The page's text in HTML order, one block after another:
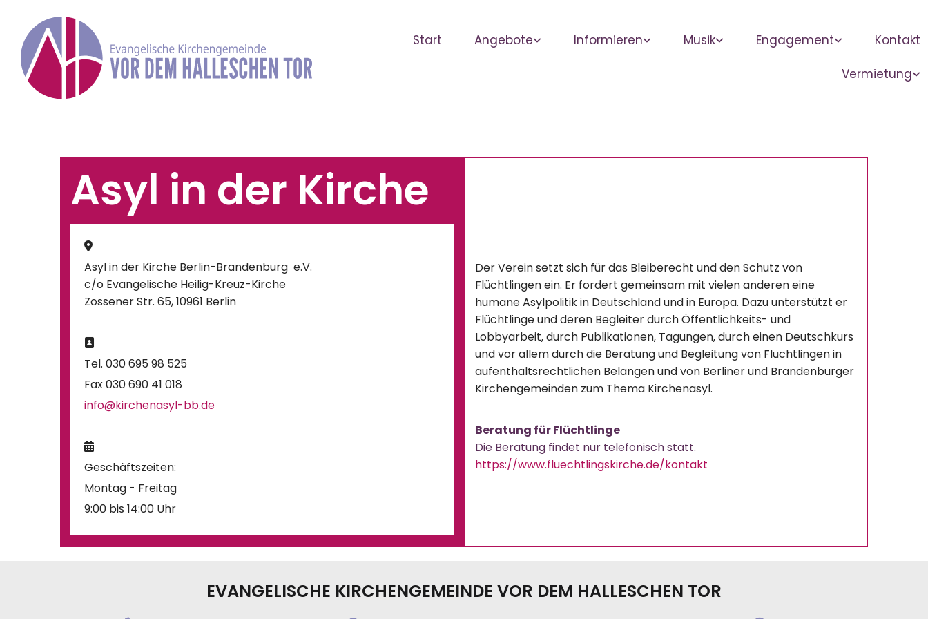
Start Angebote Informieren Musik Engagement Kontakt
Vermietung
Asyl in der Kirche

Asyl in der Kirche Berlin-Brandenburg e.V.
c/o Evangelische Heilig-Kreuz-Kirche
Zossener Str. 65, 10961 Berlin

Tel. 030 695 98 525
Fax 030 690 41 018
info@kirchenasyl-bb.de

Geschäftszeiten:
Montag - Freitag
9:00 bis 14:00 Uhr
Der Verein setzt sich für das Bleiberecht und den Schutz von
Flüchtlingen ein. Er fordert gemeinsam mit vielen anderen eine
humane Asylpolitik in Deutschland und in Europa. Dazu unterstützt er
Flüchtlinge und deren Begleiter durch Öffentlichkeits- und
Lobbyarbeit, durch Publikationen, Tagungen, durch einen Deutschkurs
und vor allem durch die Beratung und Begleitung von Flüchtlingen in
aufenthaltsrechtlichen Belangen und von Berliner und Brandenburger
Kirchengemeinden zum Thema Kirchenasyl.
Beratung für Flüchtlinge
Die Beratung findet nur telefonisch statt.
https://www.fluechtlingskirche.de/kontakt
EVANGELISCHE KIRCHENGEMEINDE VOR DEM HALLESCHEN TOR